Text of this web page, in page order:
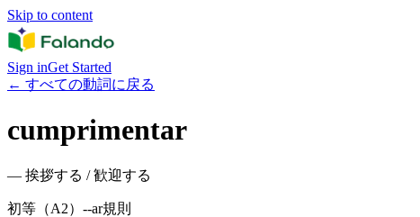
Skip to content
Sign inGet Started
← すべての動詞に戻る
cumprimentar
— 挨拶する / 歓迎する
初等（A2） --ar規則